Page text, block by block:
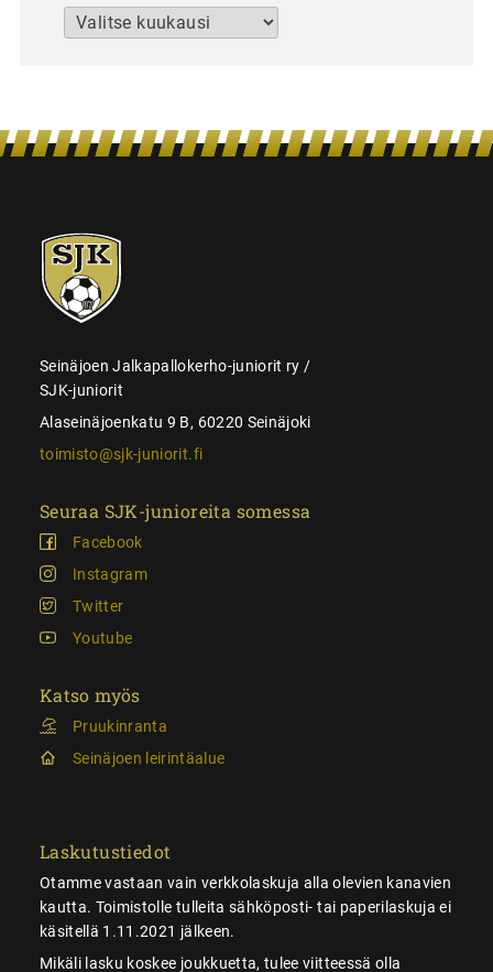
Arkistot
SJK-
juniorit
Seinäjoen Jalkapallokerho-juniorit ry /
SJK-juniorit
Alaseinäjoenkatu 9 B, 60220 Seinäjoki
toimisto@sjk-juniorit.fi
Seuraa SJK-junioreita somessa
Facebook
Instagram
Twitter
Youtube
Katso myös
Pruukinranta
Seinäjoen leirintäalue
Laskutustiedot
Otamme vastaan vain verkkolaskuja alla olevien kanavien
kautta. Toimistolle tulleita sähköposti- tai paperilaskuja ei
käsitellä 1.11.2021 jälkeen.
Mikäli lasku koskee joukkuetta, tulee viitteessä olla